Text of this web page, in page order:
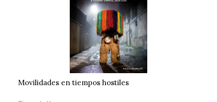
Movilidades en tiempos hostiles